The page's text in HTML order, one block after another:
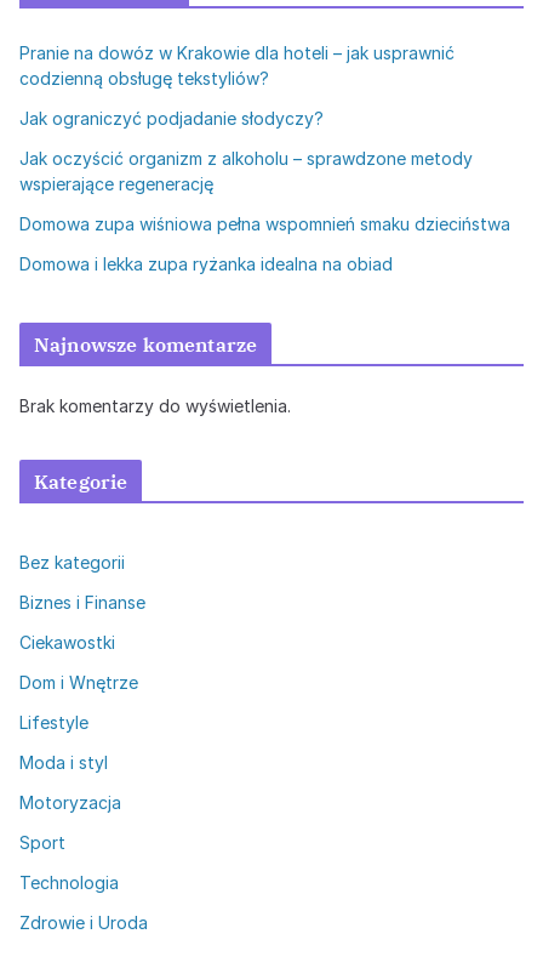
Pranie na dowóz w Krakowie dla hoteli – jak usprawnić
codzienną obsługę tekstyliów?
Jak ograniczyć podjadanie słodyczy?
Jak oczyścić organizm z alkoholu – sprawdzone metody
wspierające regenerację
Domowa zupa wiśniowa pełna wspomnień smaku dzieciństwa
Domowa i lekka zupa ryżanka idealna na obiad
Najnowsze komentarze
Brak komentarzy do wyświetlenia.
Kategorie
Bez kategorii
Biznes i Finanse
Ciekawostki
Dom i Wnętrze
Lifestyle
Moda i styl
Motoryzacja
Sport
Technologia
Zdrowie i Uroda